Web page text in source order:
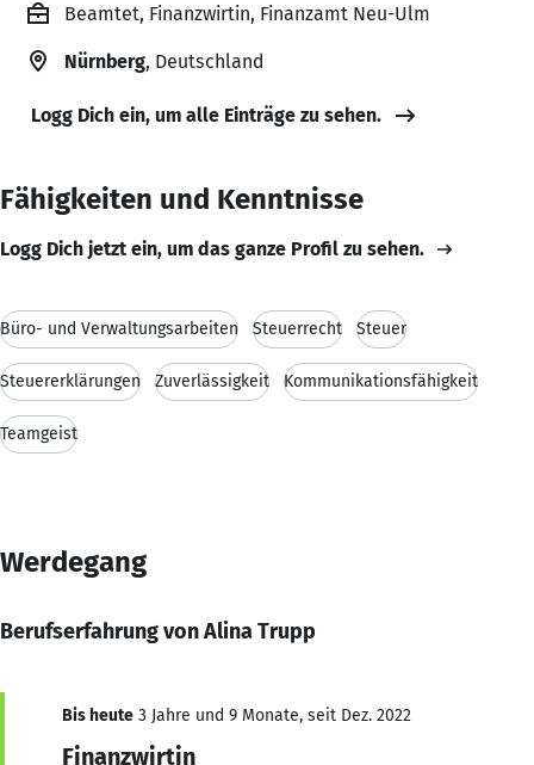
Beamtet, Finanzwirtin, Finanzamt Neu-Ulm
Nürnberg, Deutschland
Logg Dich ein, um alle Einträge zu sehen.
Fähigkeiten und Kenntnisse
Logg Dich jetzt ein, um das ganze Profil zu sehen.
Büro- und Verwaltungsarbeiten Steuerrecht Steuer
Steuererklärungen Zuverlässigkeit Kommunikationsfähigkeit
Teamgeist
Werdegang
Berufserfahrung von Alina Trupp
Bis heute 3 Jahre und 9 Monate, seit Dez. 2022
Finanzwirtin